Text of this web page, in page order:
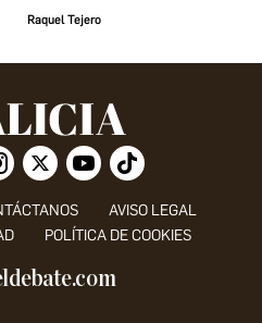
Raquel Tejero
AVISO LEGAL
POLÍTICA DE COOKIES